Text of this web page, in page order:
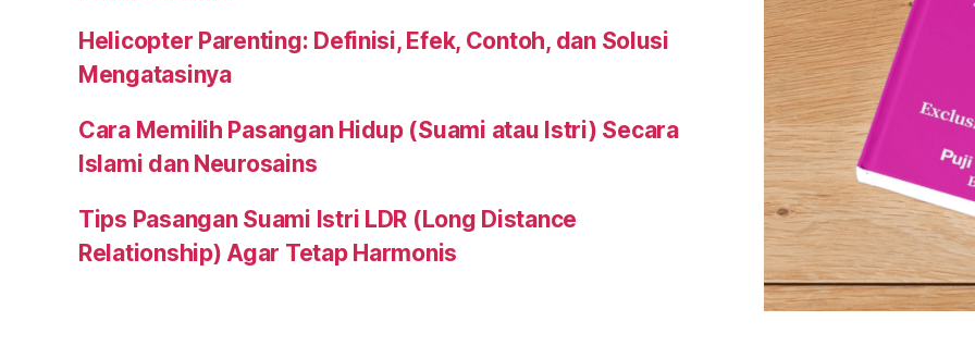
Helicopter Parenting: Definisi, Efek, Contoh, dan Solusi
Mengatasinya
Cara Memilih Pasangan Hidup (Suami atau Istri) Secara
Islami dan Neurosains
Tips Pasangan Suami Istri LDR (Long Distance
Relationship) Agar Tetap Harmonis